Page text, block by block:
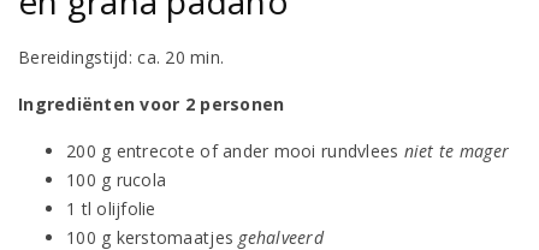
Bereidingstijd: ca. 20 min.
Ingrediënten voor 2 personen
200 g entrecote of ander mooi rundvlees niet te mager
100 g rucola
1 tl olijfolie
100 g kerstomaatjes gehalveerd